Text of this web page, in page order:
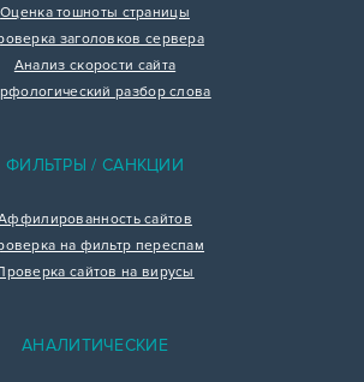
Оценка тошноты страницы
заголовков сервера
Анализ скорости сайта
разбор слова
ФИЛЬТРЫ / САНКЦИИ
сайтов
на фильтр переспам
сайтов на вирусы
АНАЛИТИЧЕСКИЕ